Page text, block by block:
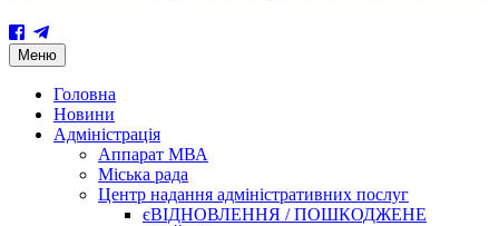
Меню Skip
to
content
Головна
Новини
Адміністрація
Аппарат МВА
Міська рада
Центр надання адміністративних послуг
єВІДНОВЛЕННЯ / ПОШКОДЖЕНЕ